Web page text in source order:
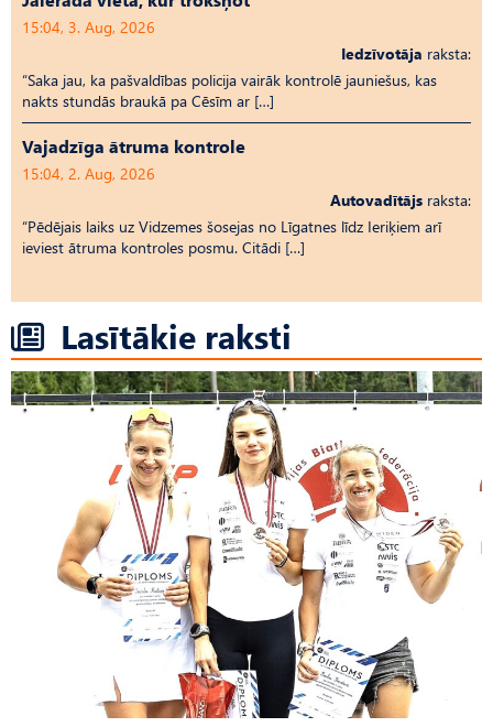
15:04, 3. Aug, 2026
Iedzīvotāja raksta:
“Saka jau, ka pašvaldības policija vairāk kontrolē jauniešus, kas
nakts stundās braukā pa Cēsīm ar […]
Vajadzīga ātruma kontrole
15:04, 2. Aug, 2026
Autovadītājs raksta:
“Pēdējais laiks uz Vid­ze­mes šosejas no Līgatnes līdz Ieriķiem arī
ieviest ātruma kontroles posmu. Citādi […]
Lasītākie raksti